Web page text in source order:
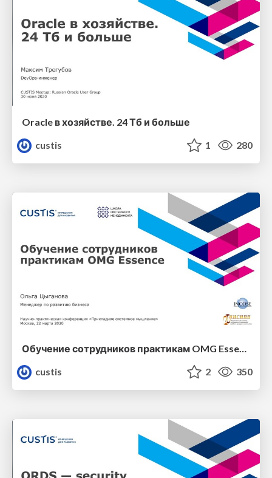
Oracle в хозяйстве. 24 Тб и больше
custis
1 280
Обучение сотрудников практикам OMG Essence
custis
2 350